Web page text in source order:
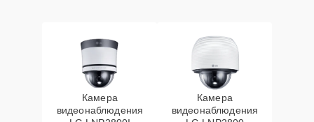
Камера
видеонаблюдения
Камера
видеонаблюдения